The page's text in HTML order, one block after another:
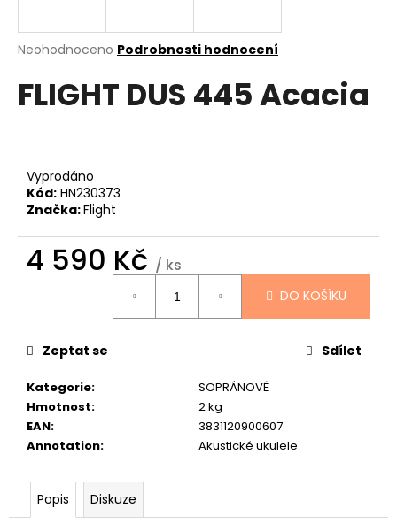
Průměrné
produktu
je
5
hvězdiček.
Neohodnoceno Podrobnosti hodnocení
FLIGHT DUS 445 Acacia
Vyprodáno
Kód: HN230373
Značka:Flight
4 590 Kč / ks
DO KOŠÍKU
Kategorie:
SOPRÁNOVÉ
Hmotnost:
2 kg
EAN:
3831120900607
Annotation: Akustické ukulele
Zeptat se Sdílet
Popis Diskuze
j
t
?
p
o
u
č
u
e
m